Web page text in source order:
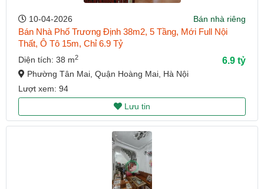
10-04-2026 Bán nhà riêng
Bán Nhà Phố Trương Định 38m2, 5 Tầng, Mới Full Nội
Thất, Ô Tô 15m, Chỉ 6.9 Tỷ
Diện tích: 38 m2 6.9 tỷ
Phường Tân Mai, Quận Hoàng Mai, Hà Nội
Lượt xem: 94
Lưu tin